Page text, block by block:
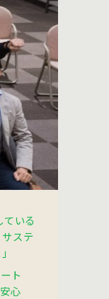
いる
ステ
ト
心